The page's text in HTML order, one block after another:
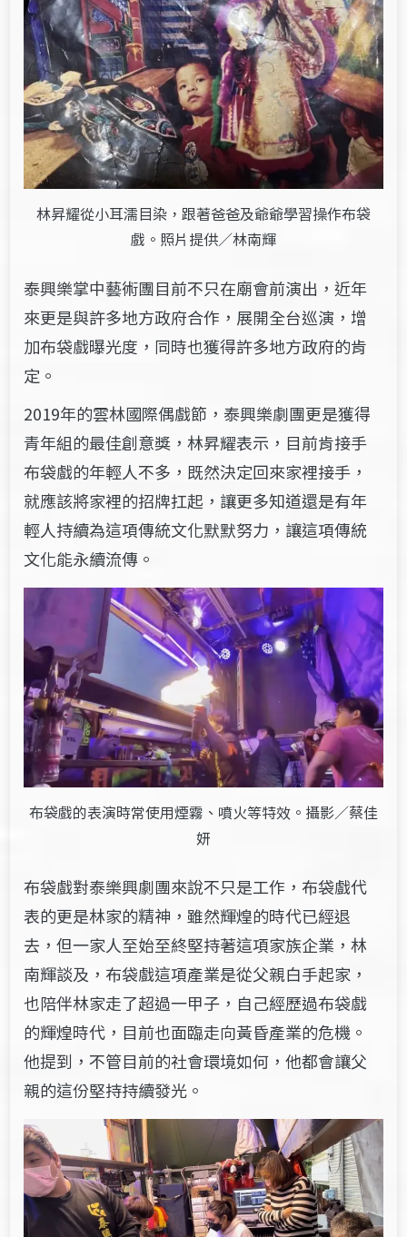
林昇耀從小耳濡目染，跟著爸爸及爺爺學習操作布袋
戲。照片提供／林南輝
泰興樂掌中藝術團目前不只在廟會前演出，近年
來更是與許多地方政府合作，展開全台巡演，增
加布袋戲曝光度，同時也獲得許多地方政府的肯
定。
2019年的雲林國際偶戲節，泰興樂劇團更是獲得
青年組的最佳創意獎，林昇耀表示，目前肯接手
布袋戲的年輕人不多，既然決定回來家裡接手，
就應該將家裡的招牌扛起，讓更多知道還是有年
輕人持續為這項傳統文化默默努力，讓這項傳統
文化能永續流傳。
布袋戲的表演時常使用煙霧、噴火等特效。攝影／蔡佳
妍
布袋戲對泰樂興劇團來說不只是工作，布袋戲代
表的更是林家的精神，雖然輝煌的時代已經退
去，但一家人至始至終堅持著這項家族企業，林
南輝談及，布袋戲這項產業是從父親白手起家，
也陪伴林家走了超過一甲子，自己經歷過布袋戲
的輝煌時代，目前也面臨走向黃昏產業的危機。
他提到，不管目前的社會環境如何，他都會讓父
親的這份堅持持續發光。